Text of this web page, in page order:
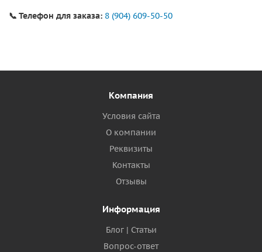
📞 Телефон для заказа: 8 (904) 609-50-50
Компания
Условия сайта
О компании
Реквизиты
Контакты
Отзывы
Информация
Блог | Статьи
Вопрос-ответ